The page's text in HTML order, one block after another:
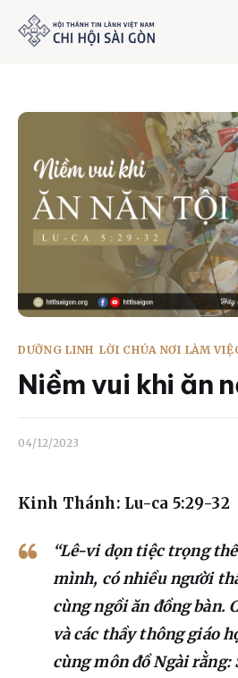
Trang chủ
Giới thiệu
Dưỡng Linh
Thư viện
Bản tin
Mục vụ
Dâng hiến
DƯỠNG LINH LỜI CHÚA NƠI LÀM
Niềm vui khi ăn
04/12/2023
Kinh Thánh: Lu-ca 5:29-32
“Lê-vi dọn tiệc trọng
mình, có nhiều người
cùng ngồi ăn đồng bàn.
và các thầy thông giáo
cùng môn đồ Ngài rằng: